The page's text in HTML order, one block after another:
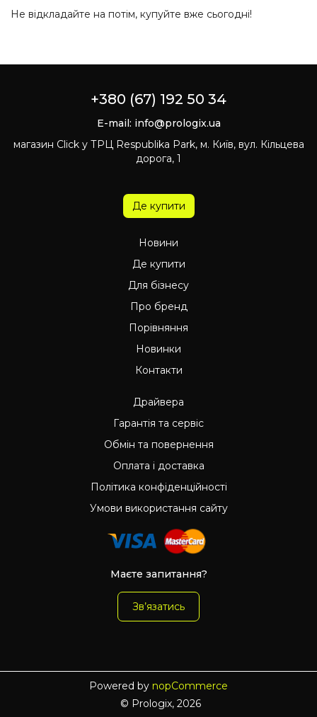
Не відкладайте на потім, купуйте вже сьогодні!
+380 (67) 192 50 34
E-mail: info@prologix.ua
магазин Click у ТРЦ Respublika Park, м. Київ, вул. Кільцева
дорога, 1
Де купити
Новини
Де купити
Для бізнесу
Про бренд
Порівняння
Новинки
Контакти
Драйвера
Гарантія та сервіс
Обмін та повернення
Оплата і доставка
Політика конфіденційності
Умови використання сайту
Маєте запитання?
Зв’язатись
Powered by nopCommerce
© Prologix, 2026